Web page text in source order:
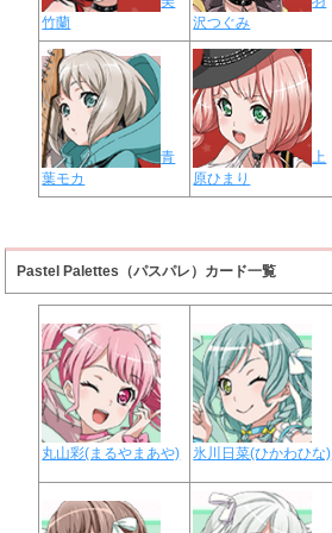
竹蘭
沢つぐみ
青
葉モカ
上
原ひまり
Pastel Palettes（パスパレ）カード一覧
丸山彩(まるやまあや) 氷川日菜(ひかわひな)